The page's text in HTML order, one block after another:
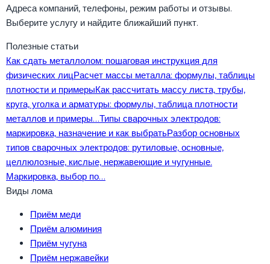
Адреса компаний, телефоны, режим работы и отзывы.
Выберите услугу и найдите ближайший пункт.
Полезные статьи
Как сдать металлолом: пошаговая инструкция для
физических лицРасчет массы металла: формулы, таблицы
плотности и примерыКак рассчитать массу листа, трубы,
круга, уголка и арматуры: формулы, таблица плотности
металлов и примеры…Типы сварочных электродов:
маркировка, назначение и как выбратьРазбор основных
типов сварочных электродов: рутиловые, основные,
целлюлозные, кислые, нержавеющие и чугунные.
Маркировка, выбор по…
Виды лома
Приём меди
Приём алюминия
Приём чугуна
Приём нержавейки